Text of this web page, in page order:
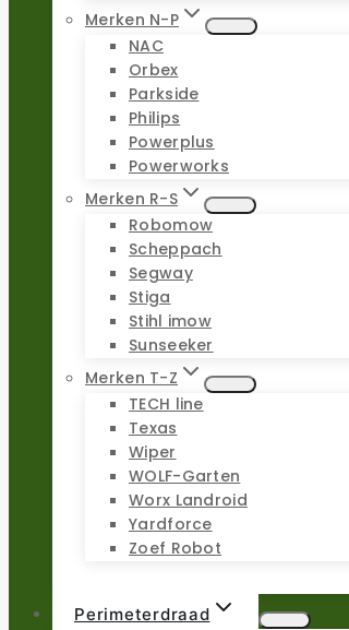
Merken N-P
NAC
Orbex
Parkside
Philips
Powerplus
Powerworks
Merken R-S
Robomow
Scheppach
Segway
Stiga
Stihl imow
Sunseeker
Merken T-Z
TECH line
Texas
Wiper
WOLF-Garten
Worx Landroid
Yardforce
Zoef Robot
Perimeterdraad